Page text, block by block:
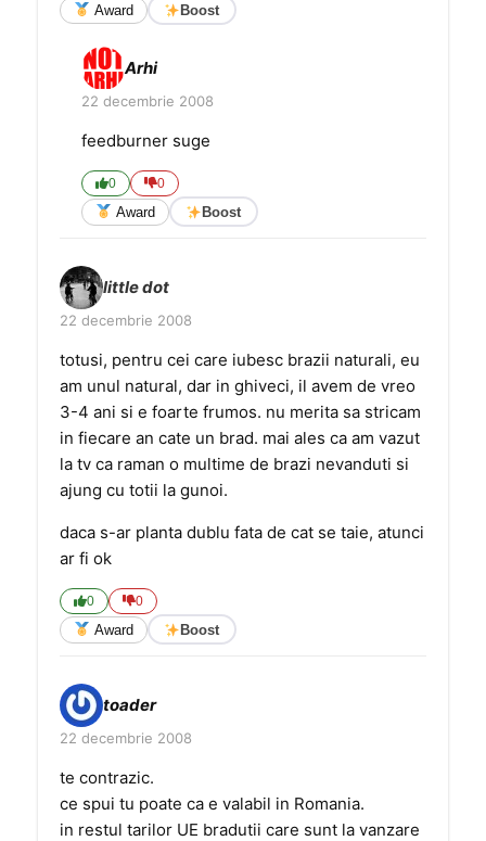
Award Boost
Arhi
22 decembrie 2008
feedburner suge
0 0
Award Boost
little dot
22 decembrie 2008
totusi, pentru cei care iubesc brazii naturali, eu
am unul natural, dar in ghiveci, il avem de vreo
3-4 ani si e foarte frumos. nu merita sa stricam
in fiecare an cate un brad. mai ales ca am vazut
la tv ca raman o multime de brazi nevanduti si
ajung cu totii la gunoi.
daca s-ar planta dublu fata de cat se taie, atunci
ar fi ok
0 0
Award Boost
toader
22 decembrie 2008
te contrazic.
ce spui tu poate ca e valabil in Romania.
in restul tarilor UE bradutii care sunt la vanzare